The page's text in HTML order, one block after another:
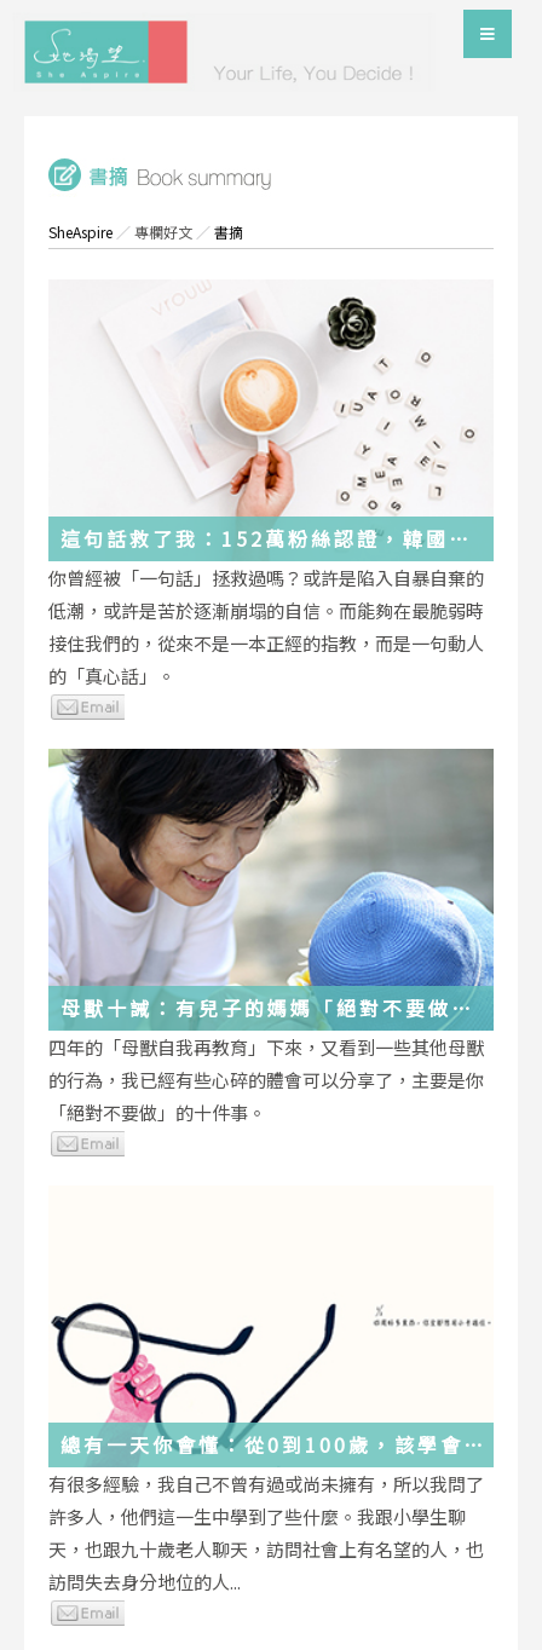
SheAspire ／專欄好文 ／書摘
這句話救了我：152萬粉絲認證，韓國最
受歡迎的YouTuber「國民姐姐」金美敬
為跌落情緒深淵的你雪中送炭！
你曾經被「一句話」拯救過嗎？或許是陷入自暴自棄的
低潮，或許是苦於逐漸崩塌的自信。而能夠在最脆弱時
接住我們的，從來不是一本正經的指教，而是一句動人
的「真心話」。
母獸十誡：有兒子的媽媽「絕對不要做」
的十件事
四年的「母獸自我再教育」下來，又看到一些其他母獸
的行為，我已經有些心碎的體會可以分享了，主要是你
「絕對不要做」的十件事。
總有一天你會懂：從0到100歲，該學會
的人生大事，都在這些生活的小事裡了
有很多經驗，我自己不曾有過或尚未擁有，所以我問了
許多人，他們這一生中學到了些什麼。我跟小學生聊
天，也跟九十歲老人聊天，訪問社會上有名望的人，也
訪問失去身分地位的人...